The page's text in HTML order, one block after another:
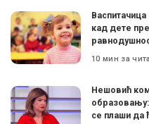
Васпитачица
кад дете
10 мин за
Нешовић
се плаши да